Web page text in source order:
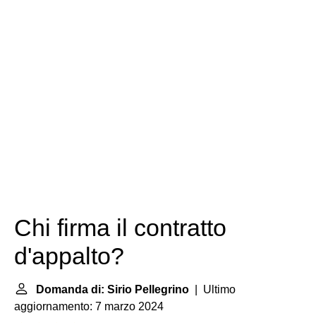
Chi firma il contratto
d'appalto?
Domanda di: Sirio Pellegrino | Ultimo
aggiornamento: 7 marzo 2024